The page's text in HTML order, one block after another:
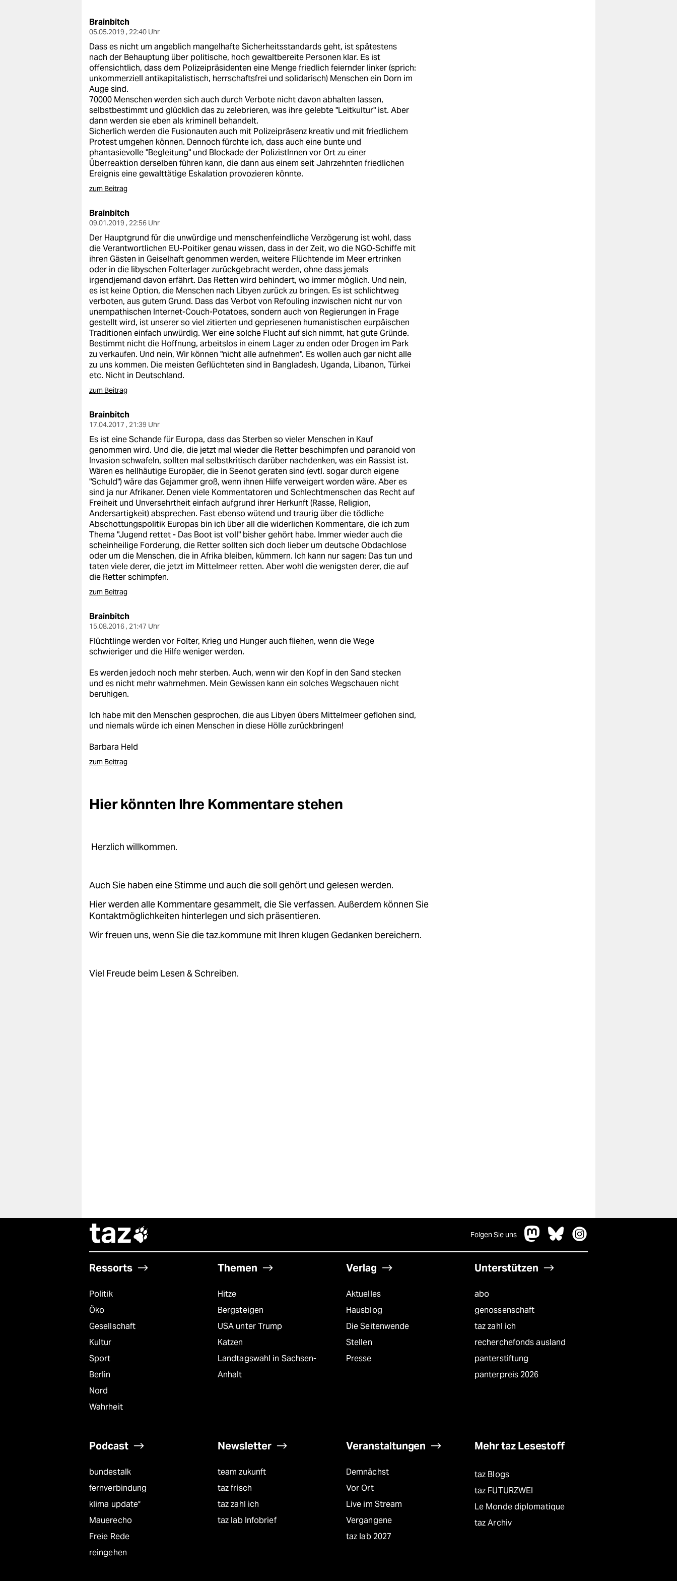
nord
wahrheit
verlag
verlag
veranstaltungen
shop
fragen & hilfe
unterstützen
abo
genossenschaft
epaper login
Brainbitch
05.05.2019 , 22:40 Uhr
Dass es nicht um angeblich mangelhafte Sicherheitsstandards geht, ist spätestens
nach der Behauptung über politische, hoch gewaltbereite Personen klar. Es ist
offensichtlich, dass dem Polizeipräsidenten eine Menge friedlich feiernder linker (sprich:
unkommerziell antikapitalistisch, herrschaftsfrei und solidarisch) Menschen ein Dorn im
Auge sind.
70000 Menschen werden sich auch durch Verbote nicht davon abhalten lassen,
selbstbestimmt und glücklich das zu zelebrieren, was ihre gelebte "Leitkultur" ist. Aber
dann werden sie eben als kriminell behandelt.
Sicherlich werden die Fusionauten auch mit Polizeipräsenz kreativ und mit friedlichem
Protest umgehen können. Dennoch fürchte ich, dass auch eine bunte und
phantasievolle "Begleitung" und Blockade der PolizistInnen vor Ort zu einer
Überreaktion derselben führen kann, die dann aus einem seit Jahrzehnten friedlichen
Ereignis eine gewalttätige Eskalation provozieren könnte.
zum Beitrag
Brainbitch
09.01.2019 , 22:56 Uhr
Der Hauptgrund für die unwürdige und menschenfeindliche Verzögerung ist wohl, dass
die Verantwortlichen EU-Poitiker genau wissen, dass in der Zeit, wo die NGO-Schiffe mit
ihren Gästen in Geiselhaft genommen werden, weitere Flüchtende im Meer ertrinken
oder in die libyschen Folterlager zurückgebracht werden, ohne dass jemals
irgendjemand davon erfährt. Das Retten wird behindert, wo immer möglich. Und nein,
es ist keine Option, die Menschen nach Libyen zurück zu bringen. Es ist schlichtweg
verboten, aus gutem Grund. Dass das Verbot von Refouling inzwischen nicht nur von
unempathischen Internet-Couch-Potatoes, sondern auch von Regierungen in Frage
gestellt wird, ist unserer so viel zitierten und gepriesenen humanistischen eurpäischen
Traditionen einfach unwürdig. Wer eine solche Flucht auf sich nimmt, hat gute Gründe.
Bestimmt nicht die Hoffnung, arbeitslos in einem Lager zu enden oder Drogen im Park
zu verkaufen. Und nein, Wir können "nicht alle aufnehmen". Es wollen auch gar nicht alle
zu uns kommen. Die meisten Geflüchteten sind in Bangladesh, Uganda, Libanon, Türkei
etc. Nicht in Deutschland.
zum Beitrag
Brainbitch
17.04.2017 , 21:39 Uhr
Es ist eine Schande für Europa, dass das Sterben so vieler Menschen in Kauf
genommen wird. Und die, die jetzt mal wieder die Retter beschimpfen und paranoid von
Invasion schwafeln, sollten mal selbstkritisch darüber nachdenken, was ein Rassist ist.
Wären es hellhäutige Europäer, die in Seenot geraten sind (evtl. sogar durch eigene
"Schuld") wäre das Gejammer groß, wenn ihnen Hilfe verweigert worden wäre. Aber es
sind ja nur Afrikaner. Denen viele Kommentatoren und Schlechtmenschen das Recht auf
Freiheit und Unversehrtheit einfach aufgrund ihrer Herkunft (Rasse, Religion,
Andersartigkeit) absprechen. Fast ebenso wütend und traurig über die tödliche
Abschottungspolitik Europas bin ich über all die widerlichen Kommentare, die ich zum
Thema "Jugend rettet - Das Boot ist voll" bisher gehört habe. Immer wieder auch die
scheinheilige Forderung, die Retter sollten sich doch lieber um deutsche Obdachlose
oder um die Menschen, die in Afrika bleiben, kümmern. Ich kann nur sagen: Das tun und
taten viele derer, die jetzt im Mittelmeer retten. Aber wohl die wenigsten derer, die auf
die Retter schimpfen.
zum Beitrag
Brainbitch
15.08.2016 , 21:47 Uhr
Flüchtlinge werden vor Folter, Krieg und Hunger auch fliehen, wenn die Wege
schwieriger und die Hilfe weniger werden.
Es werden jedoch noch mehr sterben. Auch, wenn wir den Kopf in den Sand stecken
und es nicht mehr wahrnehmen. Mein Gewissen kann ein solches Wegschauen nicht
beruhigen.
Ich habe mit den Menschen gesprochen, die aus Libyen übers Mittelmeer geflohen sind,
und niemals würde ich einen Menschen in diese Hölle zurückbringen!
Barbara Held
zum Beitrag
Hier könnten Ihre Kommentare stehen
Herzlich willkommen.
Auch Sie haben eine Stimme und auch die soll gehört und gelesen werden.
Hier werden alle Kommentare gesammelt, die Sie verfassen. Außerdem können Sie
Kontaktmöglichkeiten hinterlegen und sich präsentieren.
Wir freuen uns, wenn Sie die taz.kommune mit Ihren klugen Gedanken bereichern.
Viel Freude beim Lesen & Schreiben.
taz Folgen Sie uns
Ressorts
Politik
Öko
Gesellschaft
Kultur
Sport
Berlin
Nord
Wahrheit
Themen
Hitze
Bergsteigen
USA unter Trump
Katzen
Landtagswahl in Sachsen-
Anhalt
Verlag
Aktuelles
Hausblog
Die Seitenwende
Stellen
Presse
Unterstützen
abo
genossenschaft
taz zahl ich
recherchefonds ausland
panterstiftung
panterpreis 2026
Podcast
bundestalk
fernverbindung
klima update°
Mauerecho
Freie Rede
reingehen
Newsletter
team zukunft
taz frisch
taz zahl ich
taz lab Infobrief
Veranstaltungen
Demnächst
Vor Ort
Live im Stream
Vergangene
taz lab 2027
Mehr taz Lesestoff
taz Blogs
taz FUTURZWEI
Le Monde diplomatique
taz Archiv